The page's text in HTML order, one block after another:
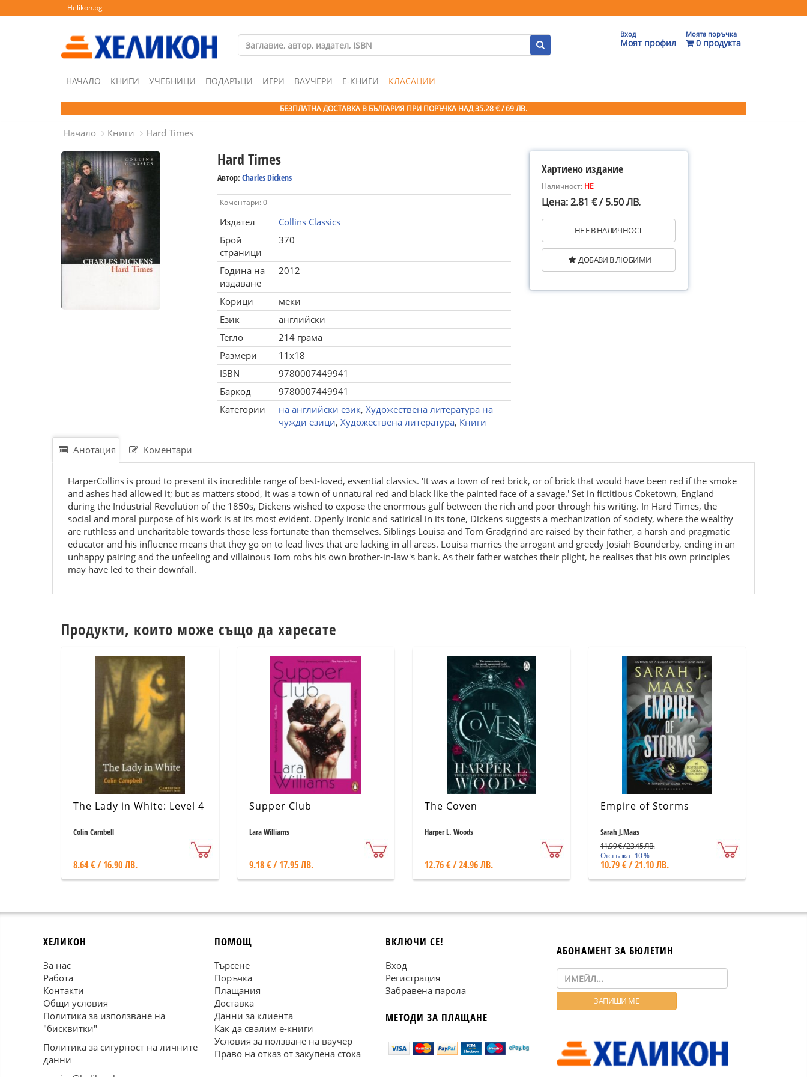
Helikon.bg
Вход
Моят профил
Моята поръчка
0 продукта
НАЧАЛО КНИГИ УЧЕБНИЦИ ПОДАРЪЦИ ИГРИ ВАУЧЕРИ Е-КНИГИ КЛАСАЦИИ
БЕЗПЛАТНА ДОСТАВКА В БЪЛГАРИЯ ПРИ ПОРЪЧКА НАД 35.28 € / 69 ЛВ.
Начало Книги Hard Times
Hard Times
Автор: Charles Dickens
Коментари: 0
Издател
Collins Classics
Брой
страници
370
Година на
издаване
2012
Корици
меки
Език
английски
Тегло
214 грама
Размери
11x18
ISBN
9780007449941
Баркод
9780007449941
Категории
на английски език, Художествена литература на
чужди езици, Художествена литература, Книги
Хартиено издание
Наличност: НЕ
Цена: 2.81 € / 5.50 ЛВ.
НЕ Е В НАЛИЧНОСТ
ДОБАВИ В ЛЮБИМИ
Анотация Коментари
HarperCollins is proud to present its incredible range of best-loved, essential classics. 'It was a town of red brick, or of brick that would have been red if the smoke
and ashes had allowed it; but as matters stood, it was a town of unnatural red and black like the painted face of a savage.' Set in fictitious Coketown, England
during the Industrial Revolution of the 1850s, Dickens wished to expose the enormous gulf between the rich and poor through his writing. In Hard Times, the
social and moral purpose of his work is at its most evident. Openly ironic and satirical in its tone, Dickens suggests a mechanization of society, where the wealthy
are ruthless and uncharitable towards those less fortunate than themselves. Siblings Louisa and Tom Gradgrind are raised by their father, a harsh and pragmatic
educator and his influence means that they go on to lead lives that are lacking in all areas. Louisa marries the arrogant and greedy Josiah Bounderby, ending in an
unhappy pairing and the unfeeling and villainous Tom robs his own brother-in-law's bank. As their father watches their plight, he realises that his own principles
may have led to their downfall.
Продукти, които може също да харесате
The Lady in White: Level 4
Colin Cambell
8.64 € / 16.90 ЛВ.
Supper Club
Lara Williams
9.18 € / 17.95 ЛВ.
The Coven
Harper L. Woods
12.76 € / 24.96 ЛВ.
Empire of Storms
Sarah J.Maas
11.99 € / 23.45 ЛВ.
Отстъпка - 10 %
10.79 € / 21.10 ЛВ.
ХЕЛИКОН
За нас
Работа
Контакти
Общи условия
Политика за използване на
"бисквитки"
Политика за сигурност на личните
данни
ПОМОЩ
Търсене
Поръчка
Плащания
Доставка
Данни за клиента
Как да свалим е-книги
Условия за ползване на ваучер
Право на отказ от закупена стока
ВКЛЮЧИ СЕ!
Вход
Регистрация
Забравена парола
МЕТОДИ ЗА ПЛАЩАНЕ
АБОНАМЕНТ ЗА БЮЛЕТИН